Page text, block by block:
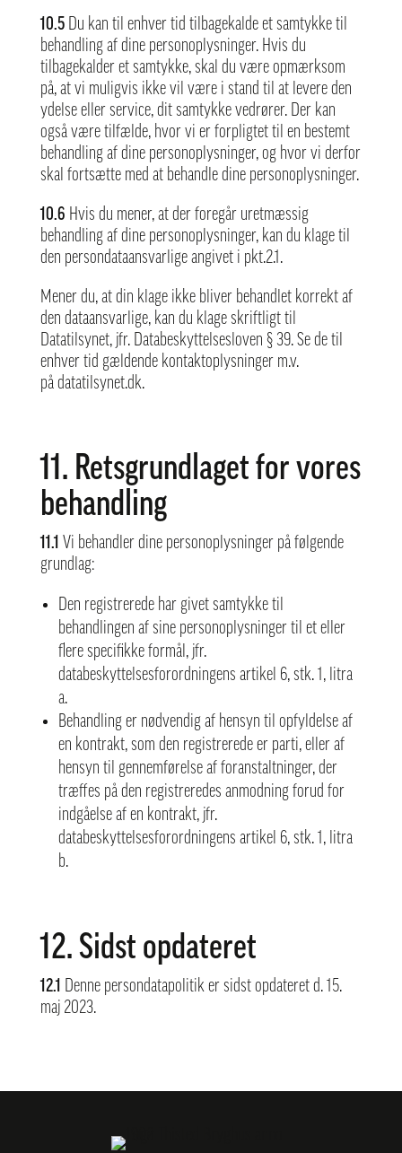
10.5 Du kan til enhver tid tilbagekalde et samtykke til
behandling af dine personoplysninger. Hvis du
tilbagekalder et samtykke, skal du være opmærksom
på, at vi muligvis ikke vil være i stand til at levere den
ydelse eller service, dit samtykke vedrører. Der kan
også være tilfælde, hvor vi er forpligtet til en bestemt
behandling af dine personoplysninger, og hvor vi derfor
skal fortsætte med at behandle dine personoplysninger.
10.6 Hvis du mener, at der foregår uretmæssig
behandling af dine personoplysninger, kan du klage til
den persondataansvarlige angivet i pkt.2.1.
Mener du, at din klage ikke bliver behandlet korrekt af
den dataansvarlige, kan du klage skriftligt til
Datatilsynet, jfr. Databeskyttelsesloven § 39. Se de til
enhver tid gældende kontaktoplysninger m.v.
på datatilsynet.dk.
11. Retsgrundlaget for vores
behandling
11.1 Vi behandler dine personoplysninger på følgende
grundlag:
Den registrerede har givet samtykke til
behandlingen af sine personoplysninger til et eller
flere specifikke formål, jfr.
databeskyttelsesforordningens artikel 6, stk. 1, litra
a.
Behandling er nødvendig af hensyn til opfyldelse af
en kontrakt, som den registrerede er parti, eller af
hensyn til gennemførelse af foranstaltninger, der
træffes på den registreredes anmodning forud for
indgåelse af en kontrakt, jfr.
databeskyttelsesforordningens artikel 6, stk. 1, litra
b.
12. Sidst opdateret
12.1 Denne persondatapolitik er sidst opdateret d. 15.
maj 2023.